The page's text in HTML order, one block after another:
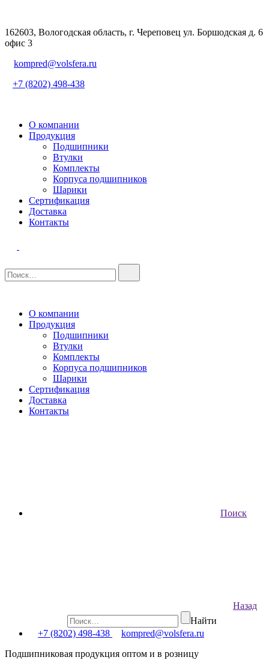
162603, Вологодская область, г. Череповец ул. Боршодская д. 6
офис 3
kompred@volsfera.ru
+7 (8202) 498-438
О компании
Продукция
Подшипники
Втулки
Комплекты
Корпуса подшипников
Шарики
Сертификация
Доставка
Контакты
О компании
Продукция
Подшипники
Втулки
Комплекты
Корпуса подшипников
Шарики
Сертификация
Доставка
Контакты
Поиск
Назад
Найти
+7 (8202) 498-438
kompred@volsfera.ru
Подшипниковая продукция оптом и в розницу